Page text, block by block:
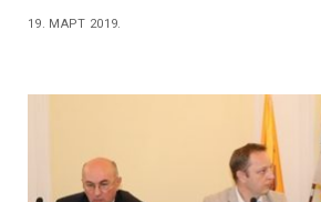
19. МАРТ 2019.